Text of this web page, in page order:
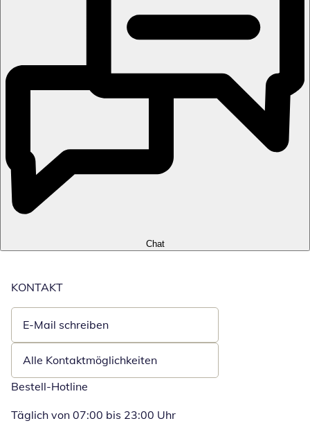
Chat
KONTAKT
E-Mail schreiben
Öffnet E-Mail-Client
Alle Kontaktmöglichkeiten
Bestell-Hotline
Täglich von 07:00 bis 23:00 Uhr